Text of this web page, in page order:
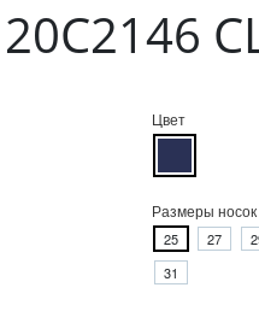
Цвет
Размеры носок
25 27
31